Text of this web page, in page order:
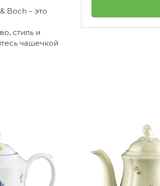
Boch – это
стиль и
чашечкой
к чашке для кофе 14 см Vieux
Villeroy & Boch
-50%
Vieux Luxembourg
5450102022274